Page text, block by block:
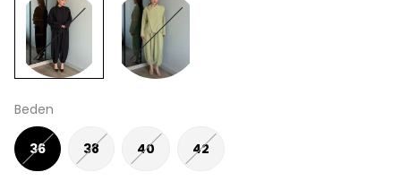
Beden
36 38 40 42